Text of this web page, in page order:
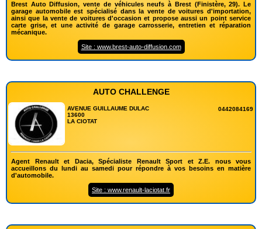
Brest Auto Diffusion, vente de véhicules neufs à Brest (Finistère, 29). Le
garage automobile est spécialisé dans la vente de voitures d'importation,
ainsi que la vente de voitures d'occasion et propose aussi un point service
carte grise, et une activité de garage carrosserie, entretien et réparation
mécanique.
Site : www.brest-auto-diffusion.com
AUTO CHALLENGE
AVENUE GUILLAUME DULAC
13600
LA CIOTAT
0442084169
Agent Renault et Dacia, Spécialiste Renault Sport et Z.E. nous vous
accueillons du lundi au samedi pour répondre à vos besoins en matière
d'automobile.
Site : www.renault-laciotat.fr